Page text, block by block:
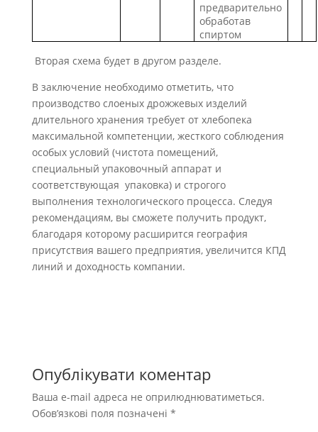
предварительно
обработав
спиртом
Вторая схема будет в другом разделе.
В заключение необходимо отметить, что
производство слоеных дрожжевых изделий
длительного хранения требует от хлебопека
максимальной компетенции, жесткого соблюдения
особых условий (чистота помещений,
специальный упаковочный аппарат и
соответствующая упаковка) и строгого
выполнения технологического процесса. Следуя
рекомендациям, вы сможете получить продукт,
благодаря которому расширится география
присутствия вашего предприятия, увеличится КПД
линий и доходность компании.
Опублікувати коментар
Ваша e-mail адреса не оприлюднюватиметься.
Обов’язкові поля позначені *